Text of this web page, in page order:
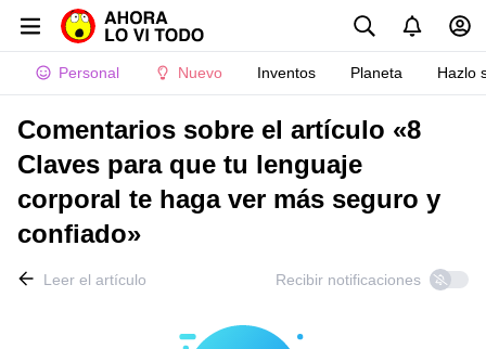
Personal Nuevo Inventos Planeta Hazlo
Comentarios sobre el artículo «8
Claves para que tu lenguaje
corporal te haga ver más seguro y
confiado»
Leer el artículo Recibir notificaciones